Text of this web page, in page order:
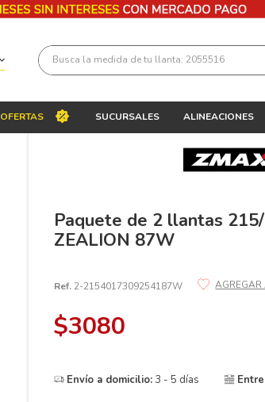
Busca la medida de tu llanta: 2055516
OFERTAS SUCURSALES ALINEACIONES
Paquete de 2 llantas
ZEALION 87W
Ref. 2-2154017309254187W
$3080
Envío a domicilio:3 - 5 días
Términos más buscados
195 65 15